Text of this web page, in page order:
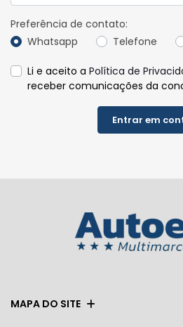
Preferência de contato:
Whatsapp
Telefone
Li e aceito a Política de
receber comunicações da
Entrar em
MAPA DO SITE